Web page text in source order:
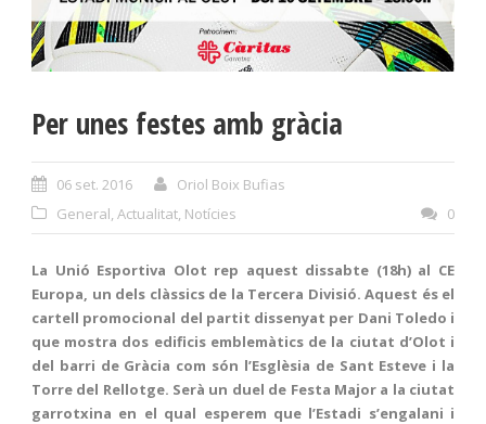
Per unes festes amb gràcia
06 set. 2016
Oriol Boix Bufias
General Actualitat Notícies 0
La Unió Esportiva Olot rep aquest dissabte (18h) al CE
Europa, un dels clàssics de la Tercera Divisió. Aquest és el
cartell promocional del partit dissenyat per Dani Toledo i
que mostra dos edificis emblemàtics de la ciutat d’Olot i
del barri de Gràcia com són l’Esglèsia de Sant Esteve i la
Torre del Rellotge. Serà un duel de Festa Major a la ciutat
garrotxina en el qual esperem que l’Estadi s’engalani i